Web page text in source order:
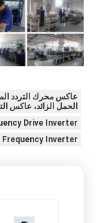
عاكس محرك التردد
الحمل الزائد، عاكس التردد ذو 3 مراحل للحماية
Drive Inverter
Inverter